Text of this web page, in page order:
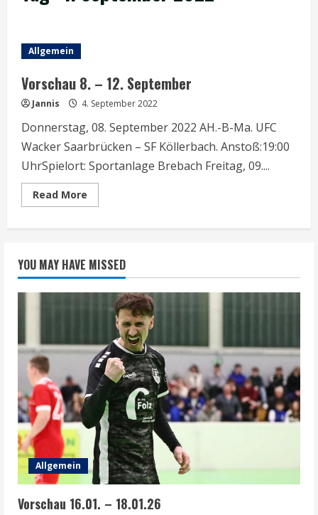
Allgemein
Vorschau 8. – 12. September
Jannis 4. September 2022
Donnerstag, 08. September 2022 AH.-B-Ma. UFC
Wacker Saarbrücken – SF Köllerbach. Anstoß:19:00
UhrSpielort: Sportanlage Brebach Freitag, 09....
Read More
more
September
YOU MAY HAVE MISSED
Allgemein
Vorschau 16.01. – 18.01.26